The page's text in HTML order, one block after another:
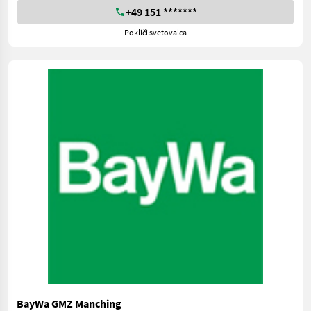
+49 151 *******
Pokliči svetovalca
BayWa GMZ Manching